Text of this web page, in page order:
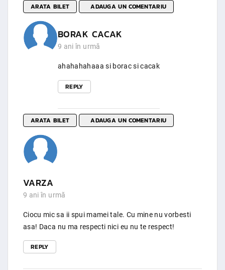
ARATA BILET ADAUGA UN COMENTARIU
BORAK CACAK
9 ani în urmă
ahahahahaaa si borac si cacak
REPLY
ARATA BILET ADAUGA UN COMENTARIU
VARZA
9 ani în urmă
Ciocu mic sa ii spui mamei tale. Cu mine nu vorbesti
asa! Daca nu ma respecti nici eu nu te respect!
REPLY